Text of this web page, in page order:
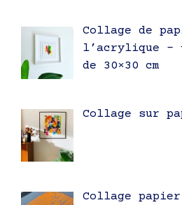
Collage de
l’acrylique –
de 30×30 cm
Collage sur
Collage